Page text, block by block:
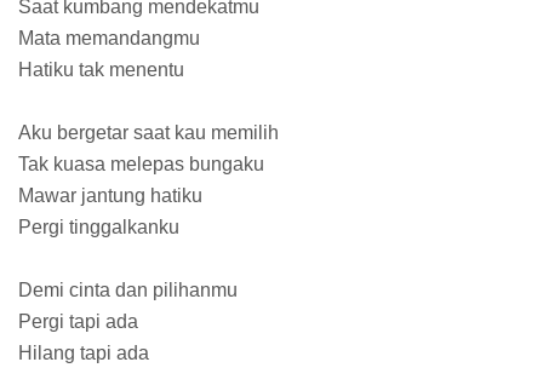
Saat kumbang mendekatmu
Mata memandangmu
Hatiku tak menentu
Aku bergetar saat kau memilih
Tak kuasa melepas bungaku
Mawar jantung hatiku
Pergi tinggalkanku
Demi cinta dan pilihanmu
Pergi tapi ada
Hilang tapi ada